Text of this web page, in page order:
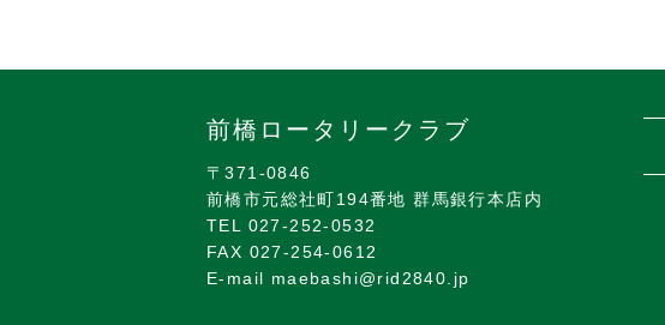
前橋ロータリークラブ
〒371-0846
前橋市元総社町194番地 群馬銀行本店内
TEL 027-252-0532
FAX 027-254-0612
E-mail maebashi@rid2840.jp